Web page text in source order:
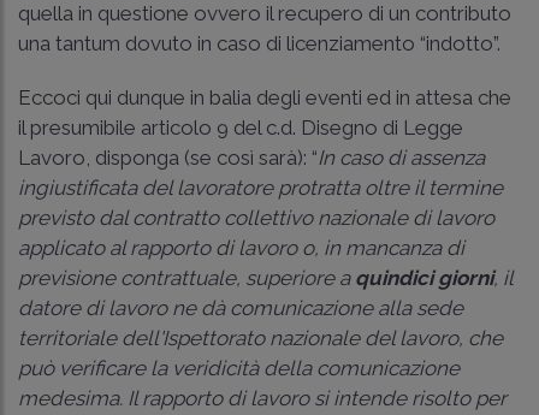
quella in questione ovvero il recupero di un contributo
una tantum dovuto in caso di licenziamento “indotto”.
Eccoci qui dunque in balia degli eventi ed in attesa che
il presumibile articolo 9 del c.d. Disegno di Legge
Lavoro, disponga (se così sarà): “In caso di assenza
ingiustificata del lavoratore protratta oltre il termine
previsto dal contratto collettivo nazionale di lavoro
applicato al rapporto di lavoro o, in mancanza di
previsione contrattuale, superiore a quindici giorni, il
datore di lavoro ne dà comunicazione alla sede
territoriale dell'Ispettorato nazionale del lavoro, che
può verificare la veridicità della comunicazione
medesima. Il rapporto di lavoro si intende risolto per